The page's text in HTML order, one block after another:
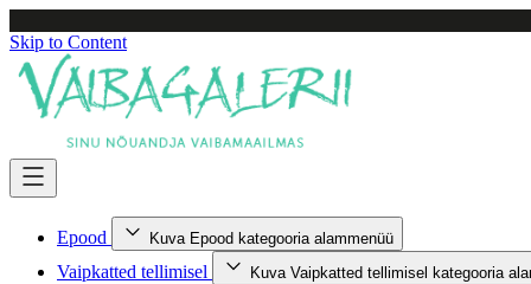
Skip to Content
Epood Kuva Epood kategooria alammenüü
Vaipkatted tellimisel Kuva Vaipkatted tellimisel kategooria